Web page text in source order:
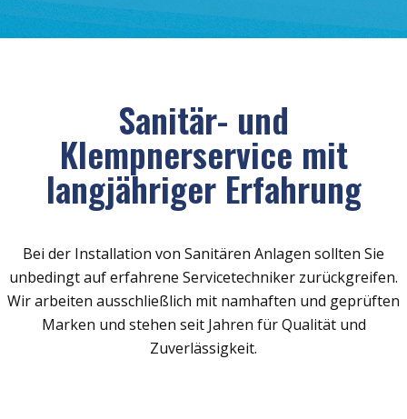
Sanitär- und
Klempnerservice mit
langjähriger Erfahrung
Bei der Installation von Sanitären Anlagen sollten Sie
unbedingt auf erfahrene Servicetechniker zurückgreifen.
Wir arbeiten ausschließlich mit namhaften und geprüften
Marken und stehen seit Jahren für Qualität und
Zuverlässigkeit.